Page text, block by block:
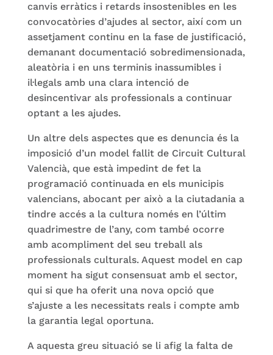
canvis erràtics i retards insostenibles en les
convocatòries d’ajudes al sector, així com un
assetjament continu en la fase de justificació,
demanant documentació sobredimensionada,
aleatòria i en uns terminis inassumibles i
il·legals amb una clara intenció de
desincentivar als professionals a continuar
optant a les ajudes.
Un altre dels aspectes que es denuncia és la
imposició d’un model fallit de Circuit Cultural
Valencià, que està impedint de fet la
programació continuada en els municipis
valencians, abocant per això a la ciutadania a
tindre accés a la cultura només en l’últim
quadrimestre de l’any, com també ocorre
amb acompliment del seu treball als
professionals culturals. Aquest model en cap
moment ha sigut consensuat amb el sector,
qui si que ha oferit una nova opció que
s’ajuste a les necessitats reals i compte amb
la garantia legal oportuna.
A aquesta greu situació se li afig la falta de